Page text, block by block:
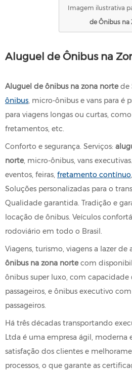
Imagem ilustrativa
de Ônibus na
Aluguel de Ônibus na
Aluguel de ônibus na zona nortede
ônibus , micro-ônibus e vans para
para viagens longas ou curtas, como
fretamentos, etc.
Conforto e segurança. Serviços:
norte, micro-ônibus, vans
eventos, feiras, fretamento contínuo
Soluções personalizadas para o
Qualidade garantida. Tradição e
locação de ônibus. Veículos
rodoviário em todo o Brasil.
Viagens, turismo, viagens a lazer de
ônibus na zona nortecom
ônibus super luxo, com capacidade
passageiros, e ônibus executivo
passageiros.
Há três décadas transportando
Ltda é uma empresa ágil, moderna
satisfação dos clientes e
processos, o que garante as